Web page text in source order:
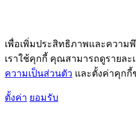
เพื่อเพิ่มประสิทธิภาพและความ
เราใช้คุกกี้ คุณสามารถดูรายละ
ความเป็นส่วนตัว และตั้งค่าคุก
ตั้งค่า ยอมรับ